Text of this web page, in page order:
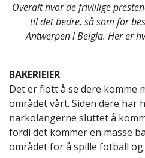
Overalt hvor de frivillige
til det bedre, så som for
Antwerpen i Belgia. Her er
BAKERIEIER
Det er flott å se dere komme
området vårt. Siden dere har
narkolangerne sluttet å
fordi det kommer en masse
området for å spille fotball og